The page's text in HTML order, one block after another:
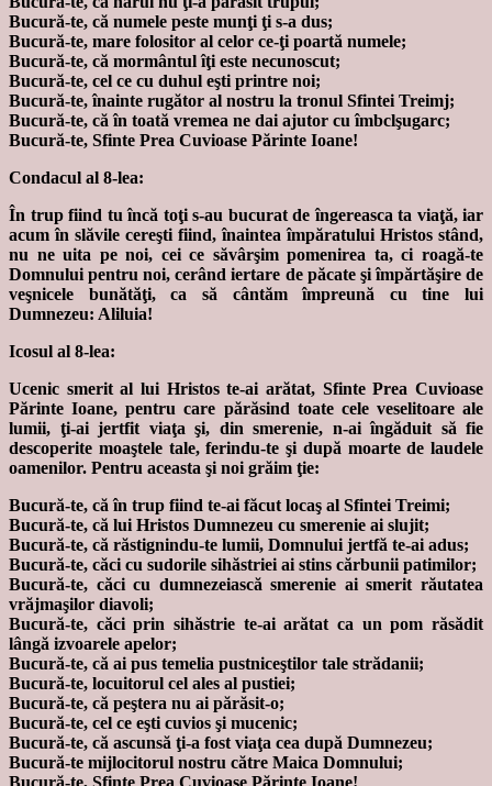
Bucură-te, că numele peste munţi ţi s-a dus;
Bucură-te, mare folositor al celor ce-ţi poartă numele;
Bucură-te, că mormântul îţi este necunoscut;
Bucură-te, cel ce cu duhul eşti printre noi;
Bucură-te, înainte rugător al nostru la tronul Sfintei Treimj;
Bucură-te, că în toată vremea ne dai ajutor cu îmbclşugarc;
Bucură-te, Sfinte Prea Cuvioase Părinte Ioane!
Condacul al 8-lea:
În trup fiind tu încă toţi s-au bucurat de îngereasca ta viaţă, iar
acum în slăvile cereşti fiind, înaintea împăratului Hristos stând,
nu ne uita pe noi, cei ce săvârşim pomenirea ta, ci roagă-te
Domnului pentru noi, cerând iertare de păcate şi împărtăşire de
veşnicele bunătăţi, ca să cântăm împreună cu tine lui
Dumnezeu: Aliluia!
Icosul al 8-lea:
Ucenic smerit al lui Hristos te-ai arătat, Sfinte Prea Cuvioase
Părinte Ioane, pentru care părăsind toate cele veselitoare ale
lumii, ţi-ai jertfit viaţa şi, din smerenie, n-ai îngăduit să fie
descoperite moaştele tale, ferindu-te şi după moarte de laudele
oamenilor. Pentru aceasta şi noi grăim ţie:
Bucură-te, că în trup fiind te-ai făcut locaş al Sfintei Treimi;
Bucură-te, că lui Hristos Dumnezeu cu smerenie ai slujit;
Bucură-te, că răstignindu-te lumii, Domnului jertfă te-ai adus;
Bucură-te, căci cu sudorile sihăstriei ai stins cărbunii patimilor;
Bucură-te, căci cu dumnezeiască smerenie ai smerit răutatea
vrăjmaşilor diavoli;
Bucură-te, căci prin sihăstrie te-ai arătat ca un pom răsădit
lângă izvoarele apelor;
Bucură-te, că ai pus temelia pustniceştilor tale strădanii;
Bucură-te, locuitorul cel ales al pustiei;
Bucură-te, că peştera nu ai părăsit-o;
Bucură-te, cel ce eşti cuvios şi mucenic;
Bucură-te, că ascunsă ţi-a fost viaţa cea după Dumnezeu;
Bucură-te mijlocitorul nostru către Maica Domnului;
Bucură-te, Sfinte Prea Cuvioase Părinte Ioane!